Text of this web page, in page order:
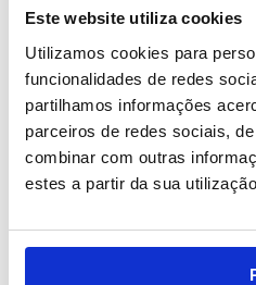
Este website utiliza cookies
Utilizamos cookies para
funcionalidades de redes
partilhamos informações
parceiros de redes sociais,
combinar com outras
estes a partir da sua
Mensagem*